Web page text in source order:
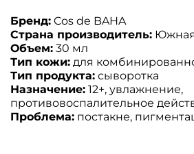
Бренд: Cos de BAHA
Страна производитель:
Объем: 30 мл
Тип кожи: для
Тип продукта: сыворотка
Назначение: 12+, увлажнение,
противовоспалительное
Проблема: постакне,